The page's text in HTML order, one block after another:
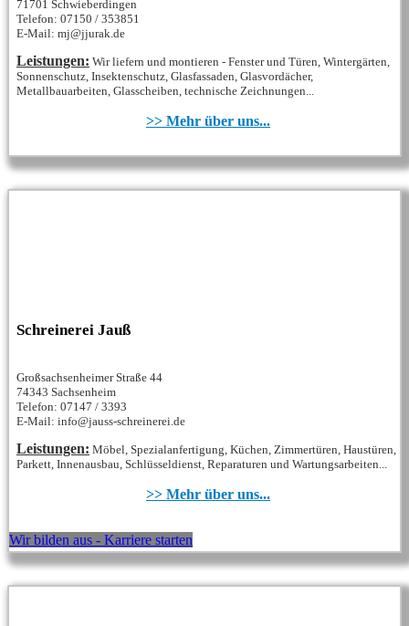
71701 Schwieberdingen
Telefon: 07150 / 353851
E-Mail: mj@jjurak.de
Leistungen: Wir liefern und montieren - Fenster und Türen, Wintergärten,
Sonnenschutz, Insektenschutz, Glasfassaden, Glasvordächer,
Metallbauarbeiten, Glasscheiben, technische Zeichnungen...
>> Mehr über uns...
Schreinerei Jauß
Großsachsenheimer Straße 44
74343 Sachsenheim
Telefon: 07147 / 3393
E-Mail: info@jauss-schreinerei.de
Leistungen: Möbel, Spezialanfertigung, Küchen, Zimmertüren, Haustüren,
Parkett, Innenausbau, Schlüsseldienst, Reparaturen und Wartungsarbeiten...
>> Mehr über uns...
Wir bilden aus - Karriere starten